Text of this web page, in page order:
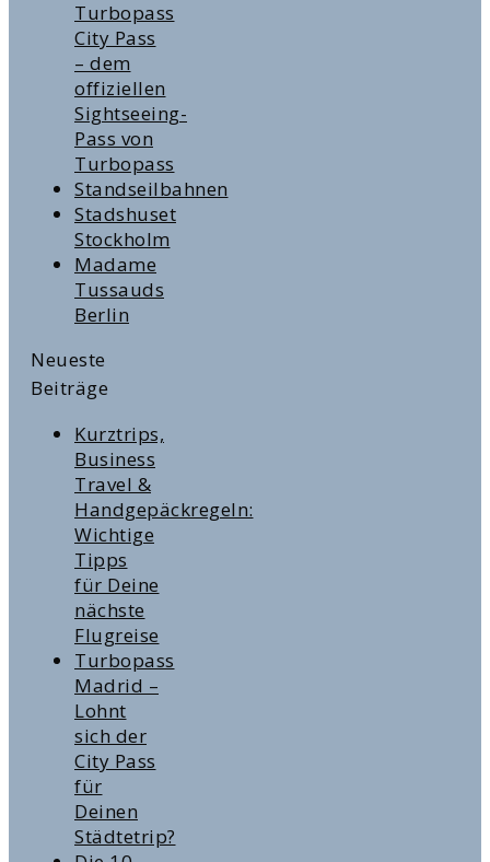
Turbopass
City Pass
– dem
offiziellen
Sightseeing-
Pass von
Turbopass
Standseilbahnen
Stadshuset
Stockholm
Madame
Tussauds
Berlin
Neueste
Beiträge
Kurztrips,
Business
Travel &
Handgepäckregeln:
Wichtige
Tipps
für Deine
nächste
Flugreise
Turbopass
Madrid –
Lohnt
sich der
City Pass
für
Deinen
Städtetrip?